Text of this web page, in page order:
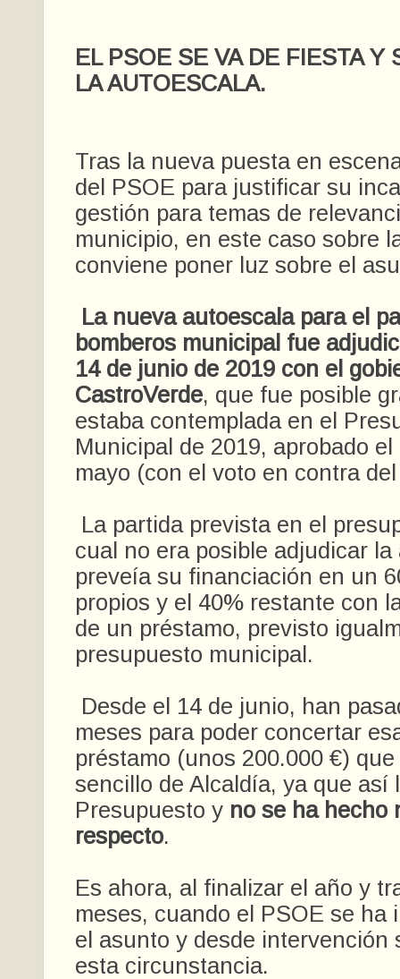
EL PSOE SE VA DE FIESTA Y
LA AUTOESCALA.
Tras la nueva puesta en
del PSOE para justificar su
gestión para temas de
municipio, en este caso sobre
conviene poner luz sobre el
La nueva autoescala para el
bomberos municipal fue
14 de junio de 2019 con el
CastroVerde, que fue posible
estaba contemplada en el
Municipal de 2019, aprobado
mayo (con el voto en contra
La partida prevista en el
cual no era posible adjudicar la
preveía su financiación en un
propios y el 40% restante con
de un préstamo, previsto
presupuesto municipal.
Desde el 14 de junio, han
meses para poder concertar
préstamo (unos 200.000 €)
sencillo de Alcaldía, ya que así
Presupuesto y no se ha hecho
respecto.
Es ahora, al finalizar el año y
meses, cuando el PSOE se ha
el asunto y desde intervención
esta circunstancia.